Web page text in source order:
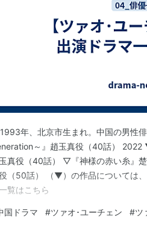
年、北京市生まれ。中国の男性
～』趙玉真役（40話）
真役（40話） ▽『神様の赤い糸』
（50話） （▼）の作品については
覧はこちら
国ドラマ #ツァオ･ユーチェン #ツ